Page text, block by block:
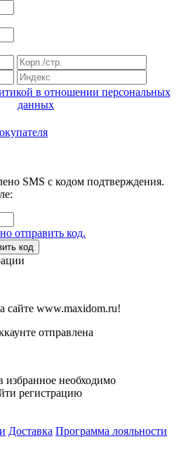
в отношении персональных
данных
SMS с кодом подтверждения.
отправить код.
код
сайте www.maxidom.ru!
отправлена
избранное необходимо
регистрацию
Доставка Программа лояльности